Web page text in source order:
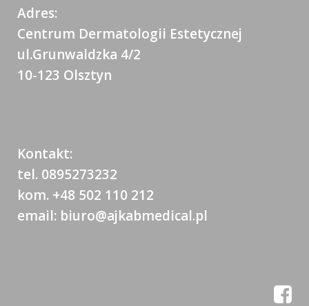
Adres:
Centrum Dermatologii Estetycznej
ul.Grunwaldzka 4/2
10-123 Olsztyn
Kontakt:
tel. 0895273232
kom. +48 502 110 212
email: biuro@ajkabmedical.pl